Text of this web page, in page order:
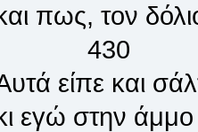
πως, τον
430
είπε και
εγώ στην